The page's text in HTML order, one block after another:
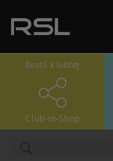
Bestil klubtøj
Club-in-Shop